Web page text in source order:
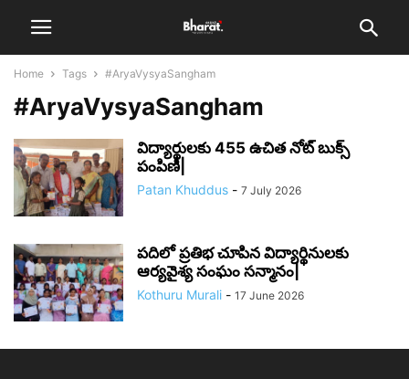
Home Tags #AryaVysyaSangham
#AryaVysyaSangham
విద్యార్థులకు 455 ఉచిత నోట్ బుక్స్
పంపిణీ|
Patan Khuddus - 7 July 2026
పదిలో ప్రతిభ చూపిన విద్యార్థినులకు
ఆర్యవైశ్య సంఘం సన్మానం|
Kothuru Murali - 17 June 2026